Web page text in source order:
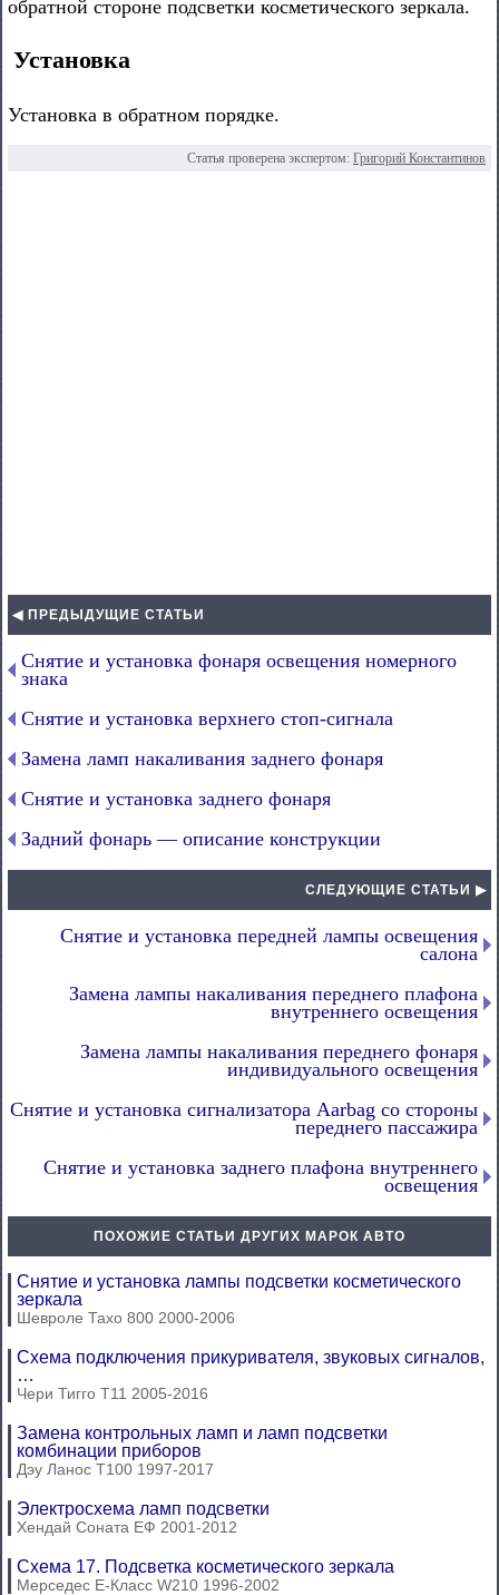
обратной стороне подсветки косметического зеркала.
Установка
Установка в обратном порядке.
Статья проверена экспертом: Григорий Константинов
◀ ПРЕДЫДУЩИЕ СТАТЬИ
Снятие и установка фонаря освещения номерного
знака
Снятие и установка верхнего стоп-сигнала
Замена ламп накаливания заднего фонаря
Снятие и установка заднего фонаря
Задний фонарь — описание конструкции
СЛЕДУЮЩИЕ СТАТЬИ ▶
Снятие и установка передней лампы освещения
салона
Замена лампы накаливания переднего плафона
внутреннего освещения
Замена лампы накаливания переднего фонаря
индивидуального освещения
Снятие и установка сигнализатора Aarbag со стороны
переднего пассажира
Снятие и установка заднего плафона внутреннего
освещения
ПОХОЖИЕ СТАТЬИ ДРУГИХ МАРОК АВТО
Снятие и установка лампы подсветки косметического
зеркала
Шевроле Тахо 800 2000-2006
Схема подключения прикуривателя, звуковых сигналов,
…
Чери Тигго Т11 2005-2016
Замена контрольных ламп и ламп подсветки
комбинации приборов
Дэу Ланос Т100 1997-2017
Электросхема ламп подсветки
Хендай Соната ЕФ 2001-2012
Схема 17. Подсветка косметического зеркала
Мерседес E-Класс W210 1996-2002